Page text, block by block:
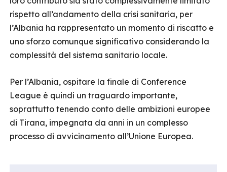
rispetto all’andamento della crisi sanitaria, per
l’Albania ha rappresentato un momento di riscatto e
uno sforzo comunque significativo considerando la
complessità del sistema sanitario locale.
Per l’Albania, ospitare la finale di Conference
League è quindi un traguardo importante,
soprattutto tenendo conto delle ambizioni europee
di Tirana, impegnata da anni in un complesso
processo di avvicinamento all’Unione Europea.